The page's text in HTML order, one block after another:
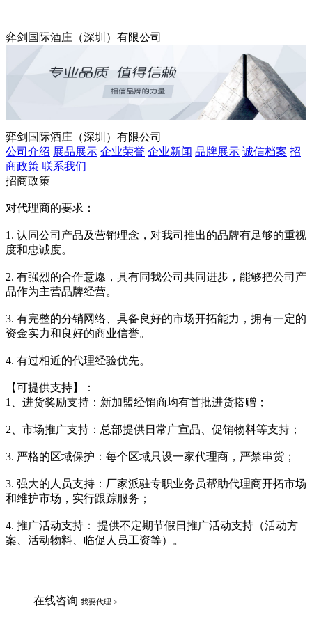
弈剑国际酒庄（深圳）有限公司
弈剑国际酒庄（深圳）有限公司
公司介绍 展品展示 企业荣誉 企业新闻 品牌展示 诚信档案 招
商政策 联系我们
招商政策
对代理商的要求：
1. 认同公司产品及营销理念，对我司推出的品牌有足够的重视
度和忠诚度。
2. 有强烈的合作意愿，具有同我公司共同进步，能够把公司产
品作为主营品牌经营。
3. 有完整的分销网络、具备良好的市场开拓能力，拥有一定的
资金实力和良好的商业信誉。
4. 有过相近的代理经验优先。
【可提供支持】：
1、进货奖励支持：新加盟经销商均有首批进货搭赠；
2、市场推广支持：总部提供日常广宣品、促销物料等支持；
3. 严格的区域保护：每个区域只设一家代理商，严禁串货；
3. 强大的人员支持：厂家派驻专职业务员帮助代理商开拓市场
和维护市场，实行跟踪服务；
4. 推广活动支持： 提供不定期节假日推广活动支持（活动方
案、活动物料、临促人员工资等）。
在线咨询 我要代理 >